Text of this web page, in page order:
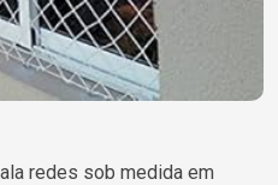
redes sob medida em